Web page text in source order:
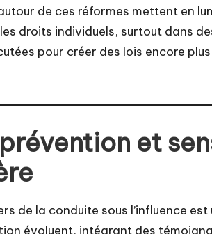
de ces réformes mettent en
droits individuels, surtout dans
pour créer des lois encore
et
de la conduite sous l’influence
évoluent, intégrant des